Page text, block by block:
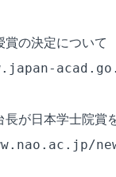
賞の決定につい
が日本学士院賞